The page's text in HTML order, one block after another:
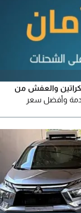
والعفش من
خدمة وأفضل سعر